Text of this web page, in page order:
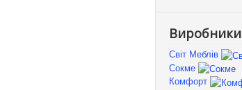
Виробники
Світ Меблів
Сокме
Комфорт